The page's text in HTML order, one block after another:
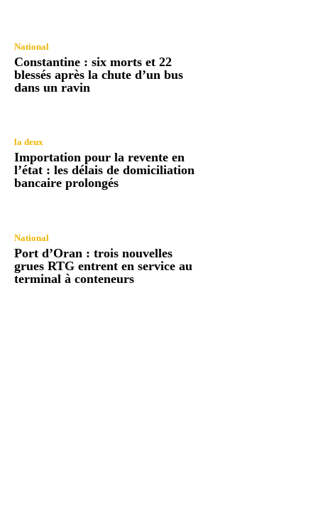
National
Constantine : six morts et 22
blessés après la chute d’un bus
dans un ravin
la deux
Importation pour la revente en
l’état : les délais de domiciliation
bancaire prolongés
National
Port d’Oran : trois nouvelles
grues RTG entrent en service au
terminal à conteneurs